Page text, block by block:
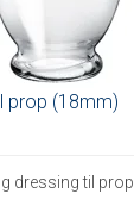
prop (18mm)
dressing til prop